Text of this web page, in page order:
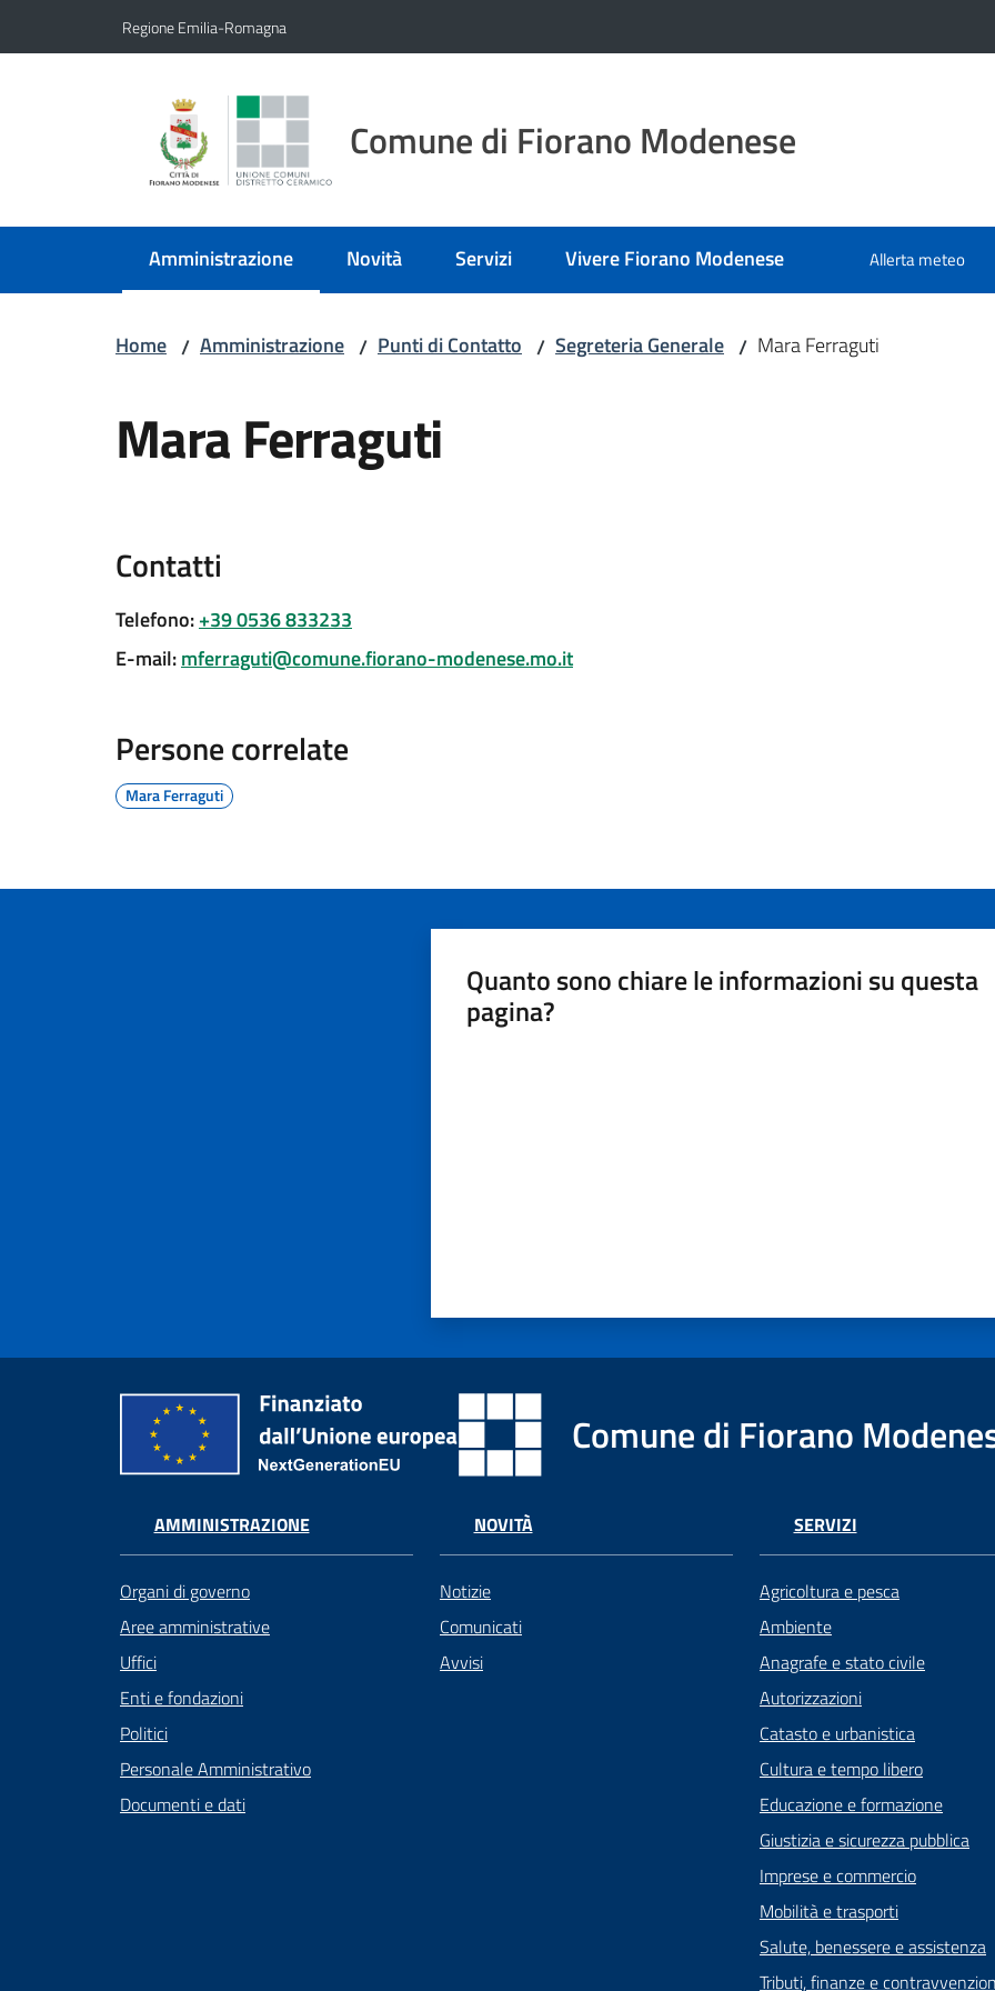
Regione Emilia-Romagna
Comune di Fiorano Modenese
Amministrazione
Menu selezionato Novità Servizi Vivere Fiorano Modenese Allerta meteo
Home / Amministrazione / Punti di Contatto / Segreteria Generale / Mara Ferraguti
Mara Ferraguti
Contatti
Telefono:+39 0536 833233
E-mail:mferraguti@comune.fiorano-modenese.mo.it
Persone correlate
Mara Ferraguti
Quanto sono chiare le informazioni su questa
pagina?
Comune di Fiorano
AMMINISTRAZIONE
Organi di governo
Aree amministrative
Uffici
Enti e fondazioni
Politici
Personale Amministrativo
Documenti e dati
NOVITÀ
Notizie
Comunicati
Avvisi
SERVIZI
Agricoltura e pesca
Ambiente
Anagrafe e stato civile
Autorizzazioni
Catasto e urbanistica
Cultura e tempo libero
Educazione e formazione
Giustizia e sicurezza pubblica
Imprese e commercio
Mobilità e trasporti
Salute, benessere e assistenza
Tributi, finanze e